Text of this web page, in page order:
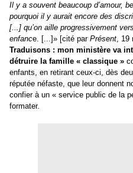
Il y a souvent beaucoup d’amour,
pourquoi il y aurait encore des
[...] qu’on aille progressivement
enfance. [...]» [cité par Présent, 19
Traduisons : mon ministère va
détruire la famille « classique »
enfants, en retirant ceux-ci, dès
réputée néfaste, que leur donnent
confier à un « service public de la
formater.